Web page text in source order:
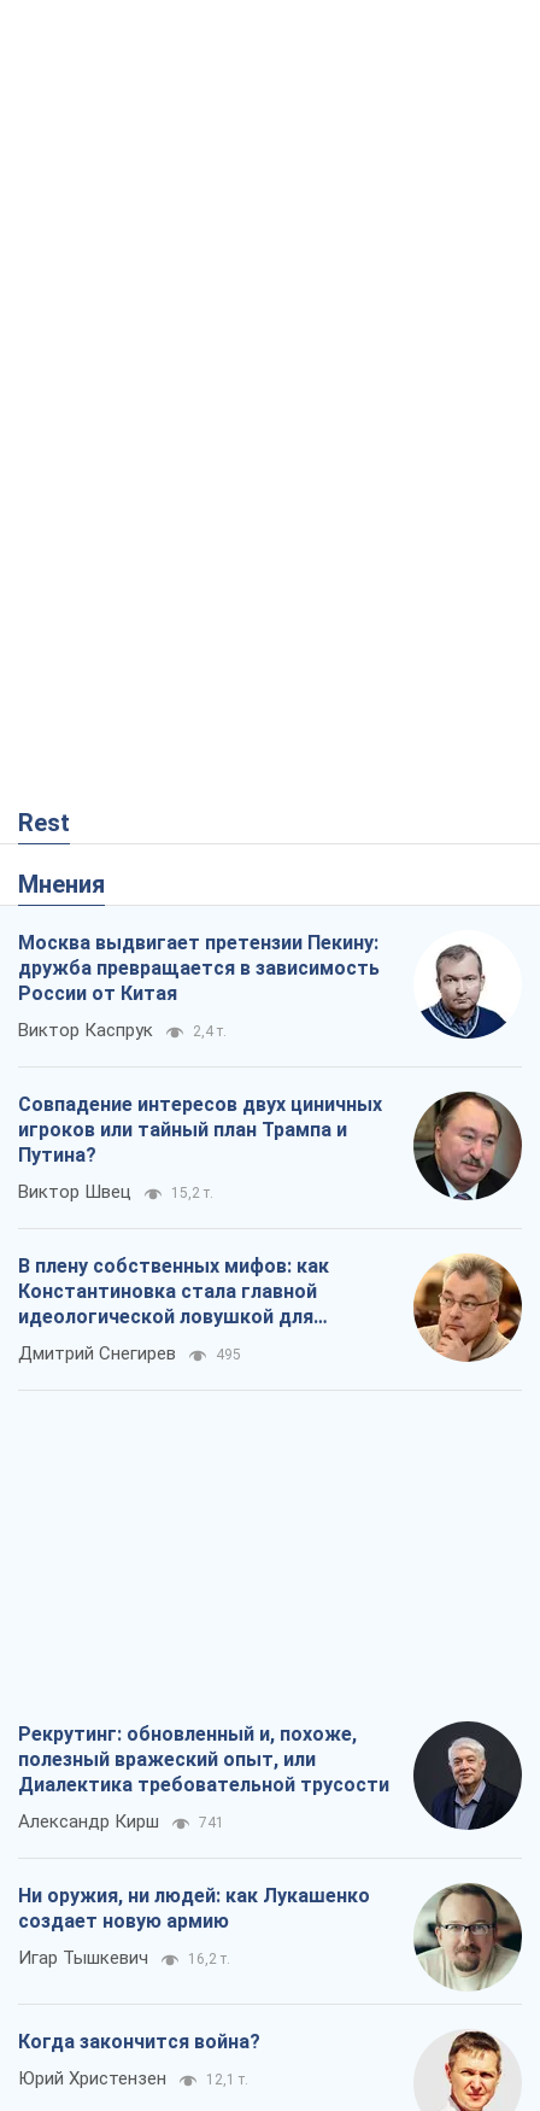
Rest
Мнения
Москва выдвигает претензии Пекину:
дружба превращается в зависимость
России от Китая
Виктор Каспрук 2,4 т.
Совпадение интересов двух циничных
игроков или тайный план Трампа и
Путина?
Виктор Швец 15,2 т.
В плену собственных мифов: как
Константиновка стала главной
идеологической ловушкой для
российских оккупантов
Дмитрий Снегирев 495
Рекрутинг: обновленный и, похоже,
полезный вражеский опыт, или
Диалектика требовательной трусости
Александр Кирш 741
Ни оружия, ни людей: как Лукашенко
создает новую армию
Игар Тышкевич 16,2 т.
Когда закончится война?
Юрий Христензен 12,1 т.